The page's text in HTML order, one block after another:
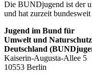
Die BUNDjugend ist der
und hat zurzeit
Jugend im Bund für
Umwelt und Naturschutz
Deutschland
Kaiserin-Augusta-Allee 5
10553 Berlin